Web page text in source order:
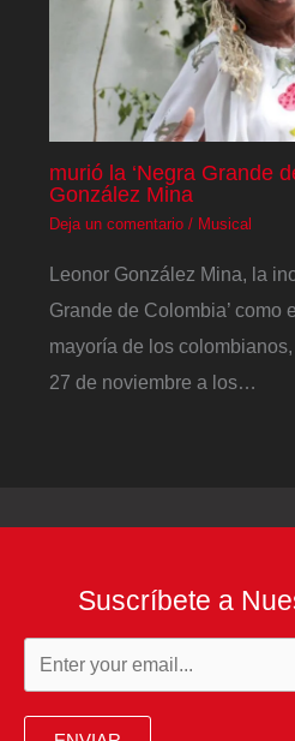
murió la ‘Negra Grande
González Mina
Deja un comentario / Musical
Leonor González Mina, la
Grande de Colombia’ como
mayoría de los
27 de noviembre a los…
Suscríbete a